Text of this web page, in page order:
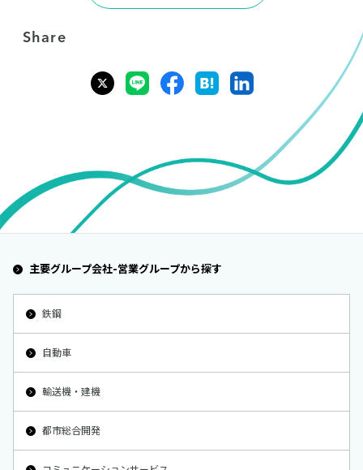
Share
主要グループ会社-営業グループから探す
鉄鋼
自動車
輸送機・建機
都市総合開発